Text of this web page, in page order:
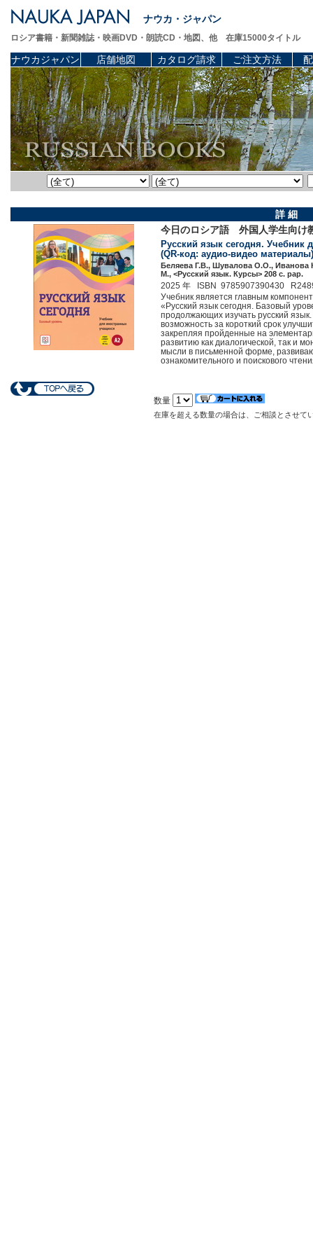
ナウカ・ジャパン
ロシア書籍・新聞雑誌・映画DVD・朗読CD・地図、他 在庫15000タイトル
ナウカジャパン 店舗地図 カタログ請求 ご注文方法
詳 細
今日のロシア語 外国人学生向
Русский язык сегодня. Учебник
(QR-код: аудио-видео
Беляева Г.В., Шувалова О.О., Иванова
М., <Русский язык. Курсы> 208 c. pap.
2025 年 ISBN 9785907390430
Учебник является главным
«Русский язык сегодня. Базовый
продолжающих изучать русский
возможность за короткий срок
закрепляя пройденные на
развитию как диалогической, так и
мысли в письменной форме,
ознакомительного и поискового
数量
在庫を超える数量の場合は、ご相談とさせて